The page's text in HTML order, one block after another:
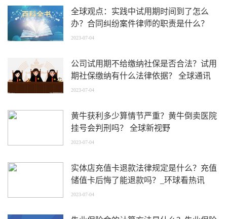
全球观点：实践中试用期时间到了怎么
办？合同纠纷案件律师的职责是什么？
2023-07-04
公司试用期不给缴纳社保是否合法？试用
期社保缴纳有什么法律依据？ 全球通讯
2023-07-04
黄牛获利多少算情节严重？黄牛倒卖医院
挂号会判刑吗？ 全球新视野
2023-07-04
实体店充值卡退款法律规定是什么？充值
储值卡后悔了能退款吗？_环球看热讯
2023-07-04